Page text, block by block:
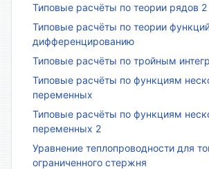
Типовые расчёты по теории рядов 2
Типовые расчёты по теории
дифференцированию
Типовые расчёты по тройным
Типовые расчёты по функциям
переменных
Типовые расчёты по функциям
переменных 2
Уравнение теплопроводности для
ограниченного стержня